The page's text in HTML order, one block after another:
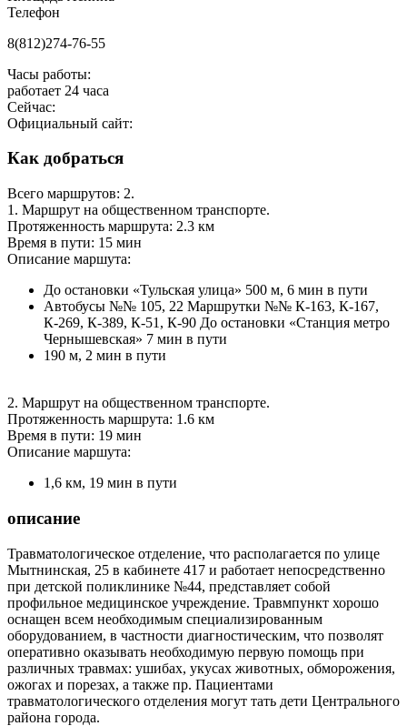
Телефон
8(812)274-76-55
Часы работы:
работает 24 часа
Сейчас:
Официальный сайт:
Как добраться
Всего маршрутов: 2.
1. Маршрут на общественном транспорте.
Протяженность маршрута: 2.3 км
Время в пути: 15 мин
Описание маршута:
До остановки «Тульская улица» 500 м, 6 мин в пути
Автобусы №№ 105, 22 Маршрутки №№ К-163, К-167,
К-269, К-389, К-51, К-90 До остановки «Станция метро
Чернышевская» 7 мин в пути
190 м, 2 мин в пути
2. Маршрут на общественном транспорте.
Протяженность маршрута: 1.6 км
Время в пути: 19 мин
Описание маршута:
1,6 км, 19 мин в пути
описание
Травматологическое отделение, что располагается по улице
Мытнинская, 25 в кабинете 417 и работает непосредственно
при детской поликлинике №44, представляет собой
профильное медицинское учреждение. Травмпункт хорошо
оснащен всем необходимым специализированным
оборудованием, в частности диагностическим, что позволят
оперативно оказывать необходимую первую помощь при
различных травмах: ушибах, укусах животных, обморожения,
ожогах и порезах, а также пр. Пациентами
травматологического отделения могут тать дети Центрального
района города.